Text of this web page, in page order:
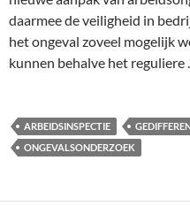
daarmee de veiligheid in
het ongeval zoveel mogelijk
kunnen behalve het reguliere
ARBEIDSINSPECTIE
ONGEVALSONDERZOEK